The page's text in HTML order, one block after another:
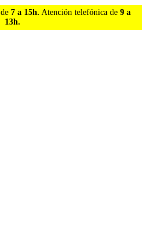
de 7 a 15h. Atención telefónica de 9 a
13h.